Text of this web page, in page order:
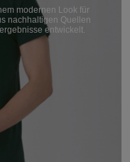
modernen Look für
nachhaltigen Quellen
entwickelt.